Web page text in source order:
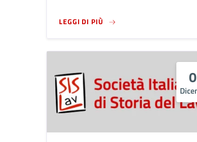
LEGGI DI PIÙLEGGI DI PIÙ SU SCATTI DI